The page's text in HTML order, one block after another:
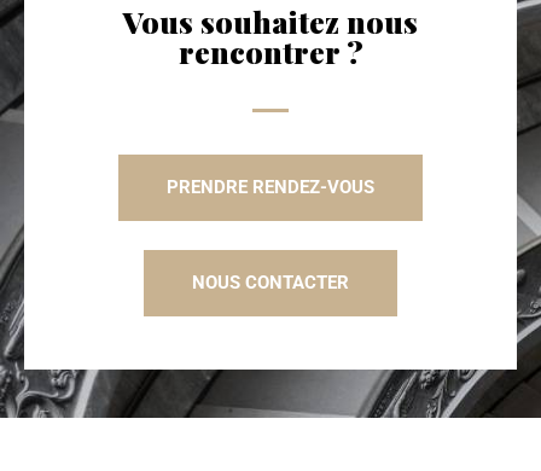
Vous souhaitez nous
rencontrer ?
PRENDRE RENDEZ-VOUS
NOUS CONTACTER